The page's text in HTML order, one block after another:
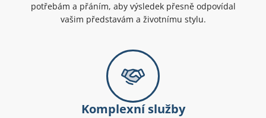
potřebám a přáním, aby výsledek přesně odpovídal
vašim představám a životnímu stylu.
Komplexní služby